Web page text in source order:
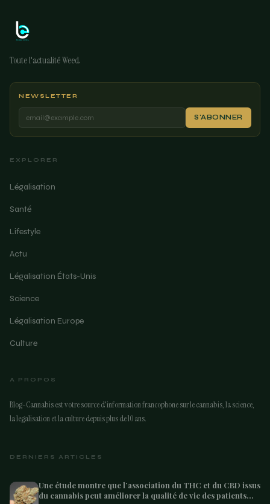
Toute l'actualité Weed
NEWSLETTER
S'ABONNER
EXPLORER
Légalisation
Santé
Lifestyle
Actu
Légalisation États-Unis
Science
Légalisation Europe
Culture
A PROPOS
Blog-Cannabis est votre source d'information francophone sur le cannabis, la science,
la legalisation et la culture depuis plus de 10 ans.
DERNIERS ARTICLES
Une étude montre que l’association du THC et du CBD issus
du cannabis peut améliorer la qualité de vie des patients